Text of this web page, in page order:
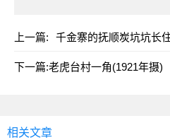
上一篇: 千金寨的抚顺炭坑坑长
下一篇:老虎台村一角(1921年摄)
相关文章